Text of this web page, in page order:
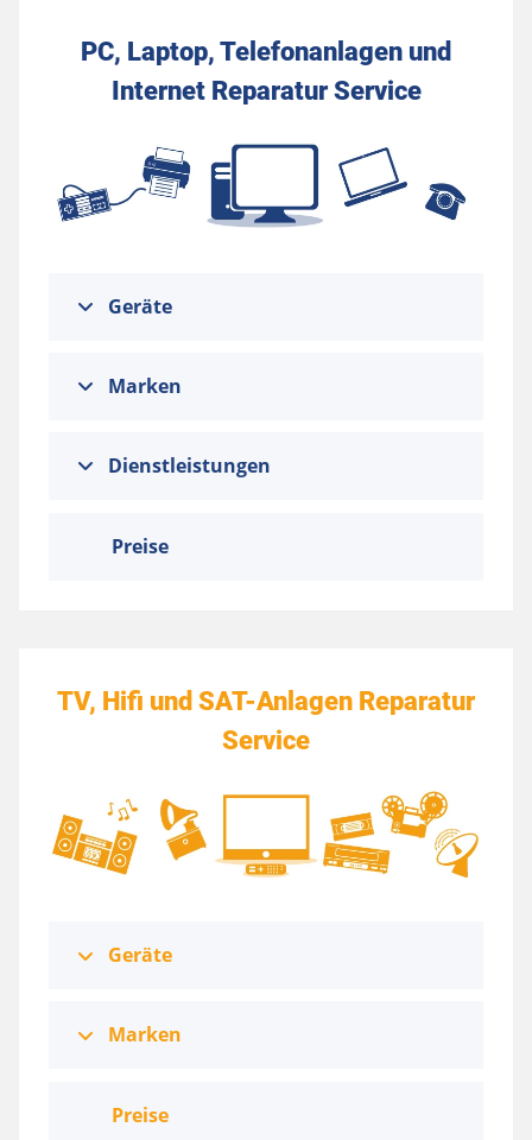
PC, Laptop, Telefonanlagen und
Internet Reparatur Service
Geräte
Marken
Dienstleistungen
Preise
TV, Hifi und SAT-Anlagen Reparatur
Service
Geräte
Marken
Preise